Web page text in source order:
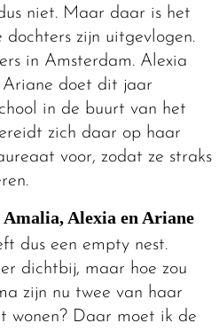
niet. Maar daar is het
zijn uitgevlogen.
in Amsterdam. Alexia
Ariane doet dit jaar
in de buurt van het
zich daar op haar
voor, zodat ze straks
Alexia en Ariane
dus een empty nest.
dichtbij, maar hoe zou
zijn nu twee van haar
wonen? Daar moet ik de